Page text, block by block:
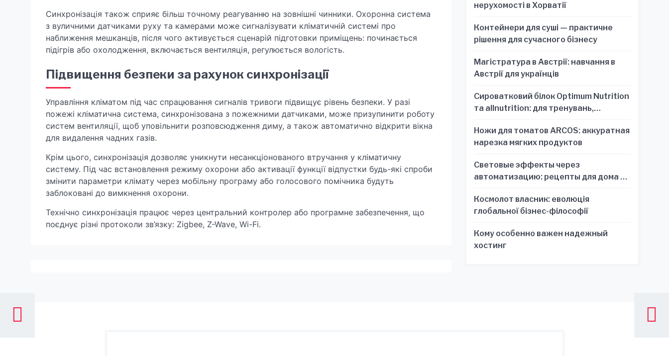
Синхронізація також сприяє більш точному реагуванню на зовнішні чинники. Охоронна система
з вуличними датчиками руху та камерами може сигналізувати кліматичній системі про
наближення мешканців, після чого активується сценарій підготовки приміщень: починається
підігрів або охолодження, включається вентиляція, регулюється вологість.
Підвищення безпеки за рахунок синхронізації
Управління кліматом під час спрацювання сигналів тривоги підвищує рівень безпеки. У разі
пожежі кліматична система, синхронізована з пожежними датчиками, може призупинити роботу
систем вентиляції, щоб уповільнити розповсюдження диму, а також автоматично відкрити вікна
для видалення чадних газів.
Крім цього, синхронізація дозволяє уникнути несанкціонованого втручання у кліматичну
систему. Під час встановлення режиму охорони або активації функції відпустки будь-які спроби
змінити параметри клімату через мобільну програму або голосового помічника будуть
заблоковані до вимкнення охорони.
Технічно синхронізація працює через центральний контролер або програмне забезпечення, що
поєднує різні протоколи зв’язку: Zigbee, Z-Wave, Wi-Fi.
нерухомості в Хорватії
Контейнери для суші — практичне
рішення для сучасного бізнесу
Магістратура в Австрії: навчання в
Австрії для українців
Сироватковий білок Optimum Nutrition
та allnutrition: для тренувань,
Ножи для томатов ARCOS: аккуратная
нарезка мягких продуктов
Световые эффекты через
автоматизацию: рецепты для дома и
Космолот власник: еволюція
глобальної бізнес-філософії
Кому особенно важен надежный
хостинг